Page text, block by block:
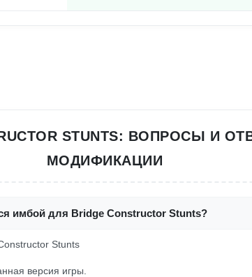
STUNTS: ВОПРОСЫ И
МОДИФИКАЦИИ
имбой для Bridge Constructor Stunts?
Stunts
версия игры.